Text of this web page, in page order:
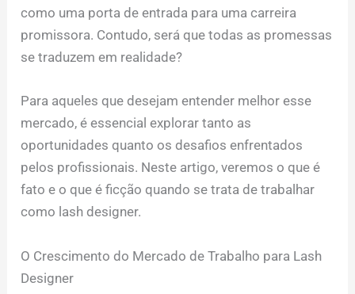
como uma porta de entrada para uma carreira
promissora. Contudo, será que todas as promessas
se traduzem em realidade?
Para aqueles que desejam entender melhor esse
mercado, é essencial explorar tanto as
oportunidades quanto os desafios enfrentados
pelos profissionais. Neste artigo, veremos o que é
fato e o que é ficção quando se trata de trabalhar
como lash designer.
O Crescimento do Mercado de Trabalho para Lash
Designer